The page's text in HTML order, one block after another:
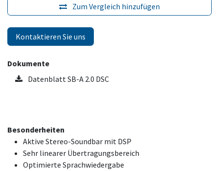
Zum Vergleich hinzufügen
Kontaktieren Sie uns
Dokumente
Datenblatt SB-A 2.0 DSC
Besonderheiten
Aktive Stereo-Soundbar mit DSP
Sehr linearer Übertragungsbereich
Optimierte Sprachwiedergabe